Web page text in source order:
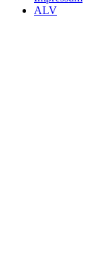
ALV